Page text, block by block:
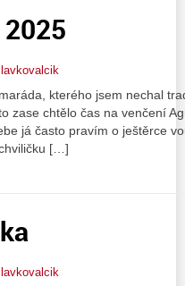
kterého jsem nechal
zase chtělo čas na venčení
já často pravím o ještěrce
[…]